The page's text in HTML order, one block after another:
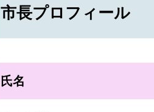
市長プロフィール
氏名